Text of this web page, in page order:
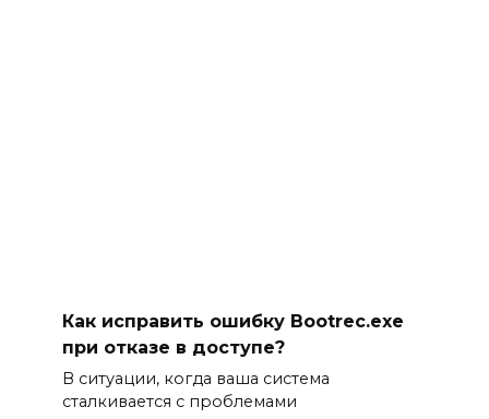
Как исправить ошибку Bootrec.exe
при отказе в доступе?
В ситуации, когда ваша система
сталкивается с проблемами